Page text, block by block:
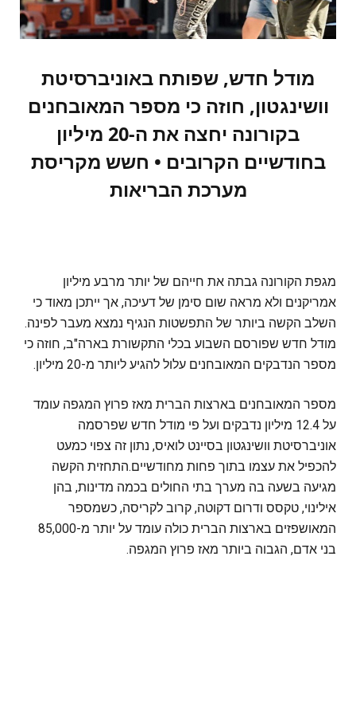
מודל חדש, שפותח באוניברסיטת
וושינגטון, חוזה כי מספר המאובחנים
בקורונה יחצה את ה-20 מיליון
בחודשיים הקרובים • חשש מקריסת
מערכת הבריאות
מגפת הקורונה גבתה את חייהם של יותר מרבע מיליון
אמריקנים ולא מראה שום סימן של דעיכה, אך ייתכן מאוד כי
השלב הקשה ביותר של התפשטות הנגיף נמצא מעבר לפינה.
מודל חדש שפורסם השבוע בכלי התקשורת בארה"ב, חוזה כי
מספר הנדבקים המאובחנים עלול להגיע ליותר מ-20 מיליון.
מספר המאובחנים בארצות הברית מאז פרוץ המגפה עומד
על 12.4 מיליון נדבקים ועל פי מודל חדש שפרסמה
אוניברסיטת וושינגטון בסיינט לואיס, נתון זה צפוי כמעט
להכפיל את עצמו בתוך פחות מחודשיים.התחזית הקשה
מגיעה בשעה בה מערך בתי החולים בכמה מדינות, בהן
אילינוי, טקסס ודרום דקוטה, קרוב לקריסה, כשמספר
המאושפזים בארצות הברית כולה עומד על יותר מ-85,000
בני אדם, הגבוה ביותר מאז פרוץ המגפה.